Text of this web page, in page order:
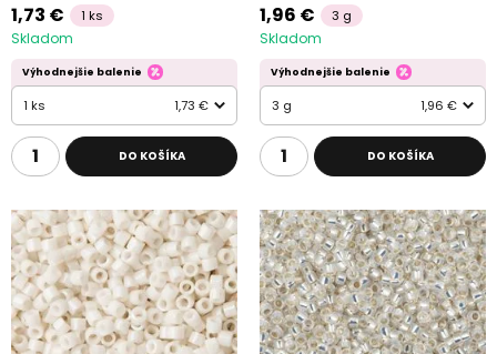
1,73 € 1 ks
Skladom
Výhodnejšie balenie
1 ks 1,73 €
DO KOŠÍKA
1,96 € 3 g
Skladom
Výhodnejšie balenie
3 g 1,96 €
DO KOŠÍKA